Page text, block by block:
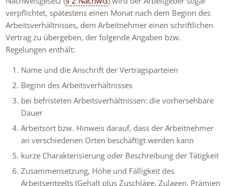
verpflichtet, spätestens einen Monat nach dem Beginn des
Arbeitsverhältnisses, dem Arbeitnehmer einen schriftlichen
Vertrag zu übergeben, der folgende Angaben bzw.
Regelungen enthält:
Name und die Anschrift der Vertragsparteien
Beginn des Arbeitsverhältnisses
bei befristeten Arbeitsverhältnissen: die vorhersehbare
Dauer
Arbeitsort bzw. Hinweis darauf, dass der Arbeitnehmer
an verschiedenen Orten beschäftigt werden kann
kurze Charakterisierung oder Beschreibung der Tätigkeit
Zusammensetzung, Höhe und Fälligkeit des
Arbeitsentgelts (Gehalt plus Zuschläge, Zulagen, Prämien